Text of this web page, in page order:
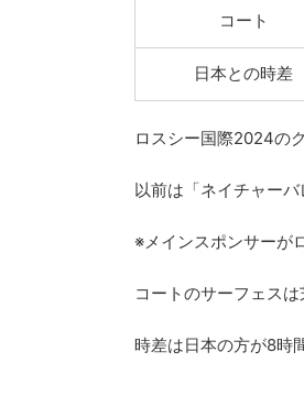
コート
日本との時差
ロスシー国際2024の
以前は「ネイチャーバ
※メインスポンサーが
コートのサーフェス
時差は日本の方が8時